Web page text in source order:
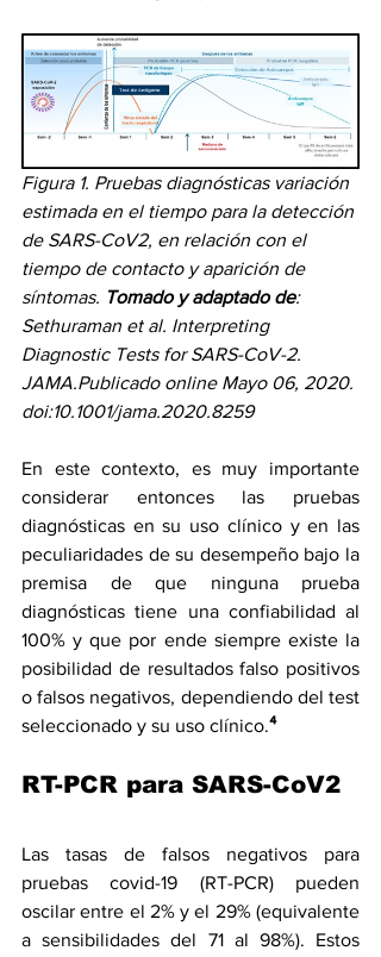
Figura 1. Pruebas diagnósticas variación
estimada en el tiempo para la detección
de SARS-CoV2, en relación con el
tiempo de contacto y aparición de
síntomas. Tomado y adaptado de:
Sethuraman et al. Interpreting
Diagnostic Tests for SARS-CoV-2.
JAMA.Publicado online Mayo 06, 2020.
doi:10.1001/jama.2020.8259
En este contexto, es muy importante
considerar entonces las pruebas
diagnósticas en su uso clínico y en las
peculiaridades de su desempeño bajo la
premisa de que ninguna prueba
diagnósticas tiene una confiabilidad al
100% y que por ende siempre existe la
posibilidad de resultados falso positivos
o falsos negativos, dependiendo del test
seleccionado y su uso clínico.⁴
RT-PCR para SARS-CoV2
Las tasas de falsos negativos para
pruebas covid-19 (RT-PCR) pueden
oscilar entre el 2% y el 29% (equivalente
a sensibilidades del 71 al 98%). Estos